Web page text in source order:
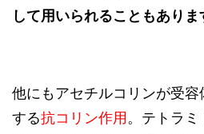
して用いられることもありま
他にもアセチルコリンが受
する抗コリン作用 。テトラミ